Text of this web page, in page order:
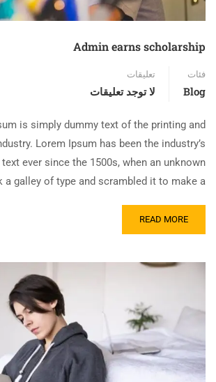
Admin earns scholarship
فئات
Blog
تعليقات
لا توجد تعليقات
is simply dummy text of the printing and
Lorem Ipsum has been the industry’s
ever since the 1500s, when an unknown
galley of type and scrambled it to make a …
READ MORE